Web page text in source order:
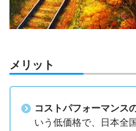
メリット
コストパフォーマンス
いう低価格で、日本全